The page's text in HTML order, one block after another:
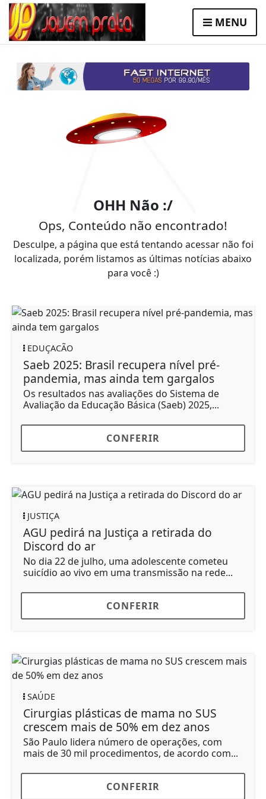
MENU
OHH Não :/
Ops, Conteúdo não encontrado!
Desculpe, a página que está tentando acessar não foi
localizada, porém listamos as últimas notícias abaixo
para você :)
EDUÇACÃO
Saeb 2025: Brasil recupera nível pré-
pandemia, mas ainda tem gargalos
Os resultados nas avaliações do Sistema de
Avaliação da Educação Básica (Saeb) 2025,...
CONFERIR
JUSTIÇA
AGU pedirá na Justiça a retirada do
Discord do ar
No dia 22 de julho, uma adolescente cometeu
suicídio ao vivo em uma transmissão na rede...
CONFERIR
SAÚDE
Cirurgias plásticas de mama no SUS
crescem mais de 50% em dez anos
São Paulo lidera número de operações, com
mais de 30 mil procedimentos, de acordo com...
CONFERIR